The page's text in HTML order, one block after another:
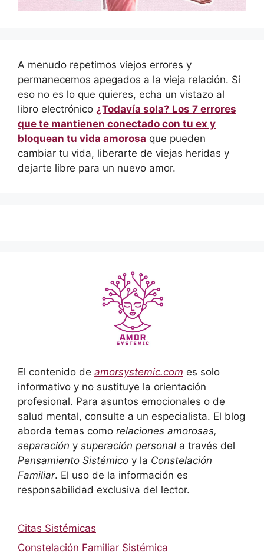
A menudo repetimos viejos errores y
permanecemos apegados a la vieja relación. Si
eso no es lo que quieres, echa un vistazo al
libro electrónico ¿Todavía sola? Los 7 errores
que te mantienen conectado con tu ex y
bloquean tu vida amorosa que pueden
cambiar tu vida, liberarte de viejas heridas y
dejarte libre para un nuevo amor.
El contenido de amorsystemic.com es solo
informativo y no sustituye la orientación
profesional. Para asuntos emocionales o de
salud mental, consulte a un especialista. El blog
aborda temas como relaciones amorosas,
separación y superación personal a través del
Pensamiento Sistémico y la Constelación
Familiar. El uso de la información es
responsabilidad exclusiva del lector.
Citas Sistémicas
Constelación Familiar Sistémica